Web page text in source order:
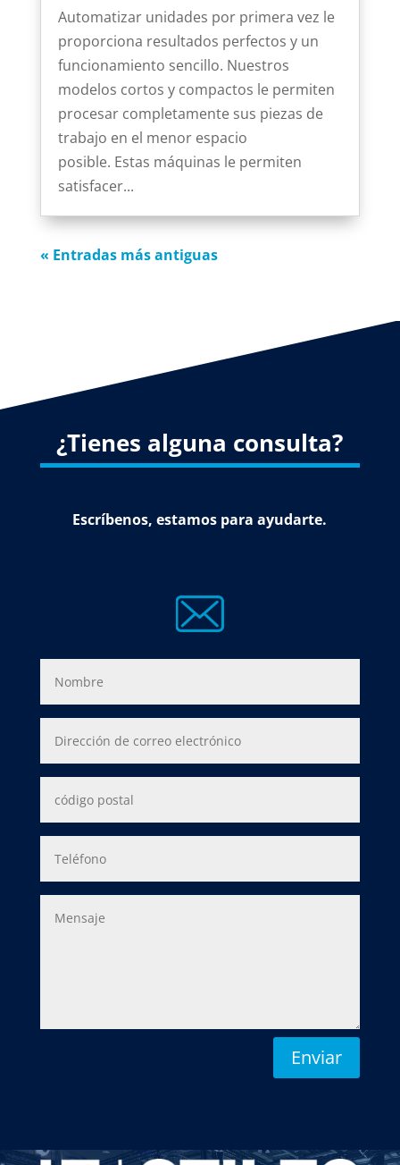
Automatizar unidades por primera vez le
proporciona resultados perfectos y un
funcionamiento sencillo. Nuestros
modelos cortos y compactos le permiten
procesar completamente sus piezas de
trabajo en el menor espacio
posible. Estas máquinas le permiten
satisfacer...
« Entradas más antiguas
¿Tienes alguna consulta?
Escríbenos, estamos para ayudarte.
Enviar